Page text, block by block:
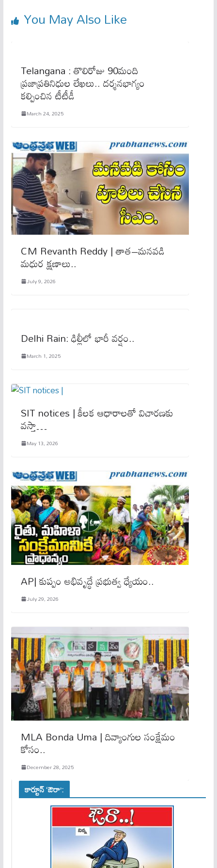
You May Also Like
Telangana : తొలిరోజు 90మంది
ప్రజాప్రతినిధుల లేఖలు.. దర్శనభాగ్యం
కల్పించిన టీటీడీ
March 24, 2025
CM Revanth Reddy | తాత–మనవడి
మధుర క్షణాలు..
July 9, 2026
Delhi Rain: ఢిల్లీలో భారీ వర్షం..
March 1, 2025
SIT notices | కీలక ఆధారాలతో విచారణకు
వస్తా…
May 13, 2026
AP| కుప్పం అభివృద్ధే ప్రభుత్వ ధ్యేయం..
July 29, 2026
MLA Bonda Uma | దివ్యాంగుల సంక్షేమం
కోసం..
December 28, 2025
కార్టూన్ ‘ఔరా’: